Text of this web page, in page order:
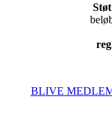
Støt
BLIVE